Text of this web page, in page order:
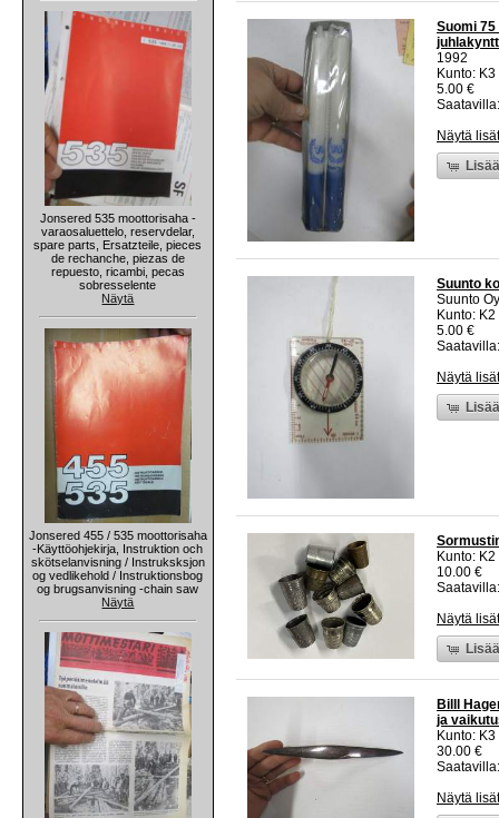
Jonsered 535 moottorisaha -
varaosaluettelo, reservdelar,
spare parts, Ersatzteile, pieces
de rechanche, piezas de
repuesto, ricambi, pecas
sobresselente
Näytä
Jonsered 455 / 535 moottorisaha
-Käyttöohjekirja, Instruktion och
skötselanvisning / Instruksksjon
og vedlikehold / Instruktionsbog
og brugsanvisning -chain saw
Näytä
Suomi
1992
Kunto:
5.00 €
Näytä
Suunto
Suunto Oy
Kunto:
5.00 €
Näytä
Kunto:
10.00 €
Näytä
Billl
ja
Kunto:
30.00 €
Näytä